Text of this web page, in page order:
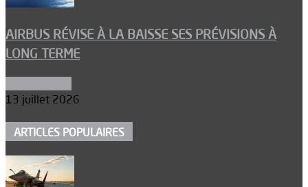
AIRBUS RÉVISE À LA BAISSE SES PRÉVISIONS À
LONG TERME
13 juillet 2026
ARTICLES POPULAIRES